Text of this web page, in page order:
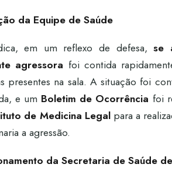
da Equipe de Saúde
em um reflexo de defesa,se
agressora foi contida
presentes na sala. A situação foi
e um Boletim de Ocorrência foi
de Medicina Legalpara a
a agressão.
da Secretaria de Saúde